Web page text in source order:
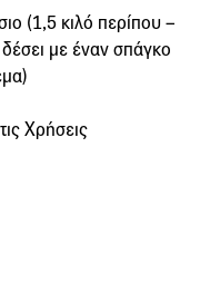
(1,5 κιλό περίπου –
με έναν σπάγκο
Χρήσεις